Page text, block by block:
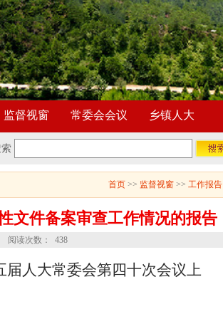
监督视窗 常委会会议 乡镇人大
首页 >> 监督视窗 >> 工作报告
文件备案审查工作情况的报告
阅读次数： 438
人大常委会第四十次会议上